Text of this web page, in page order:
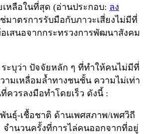
หลือในที่สุด (อ่านประกอบ: ลง
าตรการรับมือกับภาวะเสี่ยงไม่มีที่
เสนอจากกระทรวงการพัฒนาสังคม
ระบุว่า ปัจจัยหลัก ๆ ที่ทำให้คนไม่มีที่
มเหลื่อมล้ำทางชนชั้น ความไม่เท่า
ควรลงมือทำโดยเร็ว ดังนี้ :
ธุ์-เชื้อชาติ ด้านเพศสภาพ/เพศวิถี
จำนวนครั้งที่การไล่คนออกจากที่อยู่